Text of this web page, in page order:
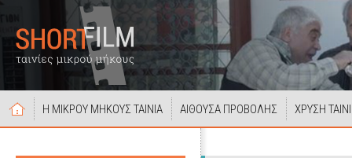
Η ΜΙΚΡΟΥ ΜΗΚΟΥΣ ΤΑΙΝΙΑ ΑΙΘΟΥΣΑ ΠΡΟΒΟΛΗΣ ΧΡΥΣΗ